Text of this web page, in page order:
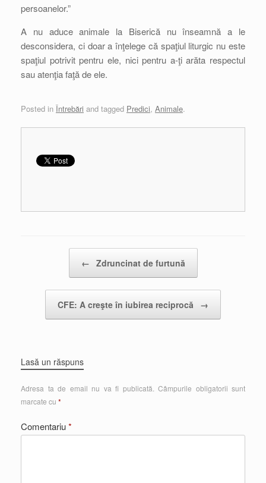
persoanelor.”
A nu aduce animale la Biserică nu înseamnă a le
desconsidera, ci doar a înţelege că spaţiul liturgic nu este
spaţiul potrivit pentru ele, nici pentru a-ţi arăta respectul
sau atenţia faţă de ele.
Posted in Întrebări and tagged Predici, Animale.
← Zdruncinat de furtună
CFE: A creşte în iubirea reciprocă →
Lasă un răspuns
Adresa ta de email nu va fi publicată. Câmpurile obligatorii sunt
marcate cu *
Comentariu*